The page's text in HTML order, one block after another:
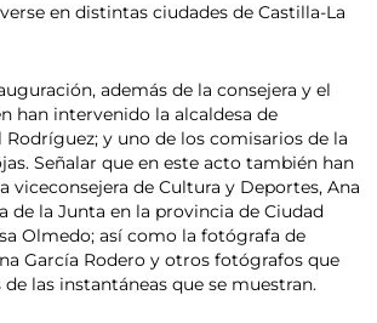
en distintas ciudades de Castilla-La
además de la consejera y el
han intervenido la alcaldesa de
Rodríguez; y uno de los comisarios de la
Señalar que en este acto también han
viceconsejera de Cultura y Deportes, Ana
de la Junta en la provincia de Ciudad
Olmedo; así como la fotógrafa de
García Rodero y otros fotógrafos que
las instantáneas que se muestran.